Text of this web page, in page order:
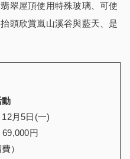
翠屋頂使用特殊玻璃、可使
頭欣賞嵐山溪谷與藍天、是
動
月5日(一)
円
）